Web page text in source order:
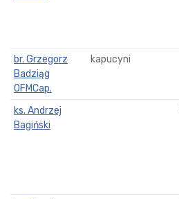
br. Grzegorz
Badziąg
OFMCap.
kapucyni
ks. Andrzej
Bagiński